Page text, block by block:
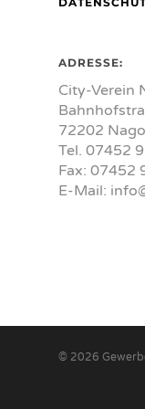
ADRESSE:
City-Verein
72202
Tel. 07452
Fax: 07452
E-Mail:
© 2026